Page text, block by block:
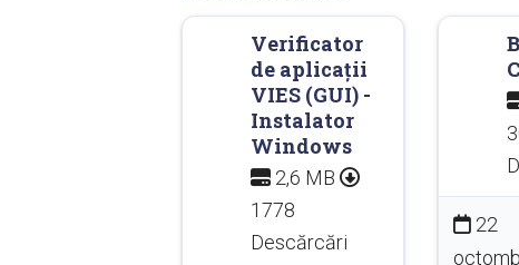
Verificator
de aplicații
VIES (GUI) -
Instalator
Windows
2,6 MB
1778
Descărcări
22